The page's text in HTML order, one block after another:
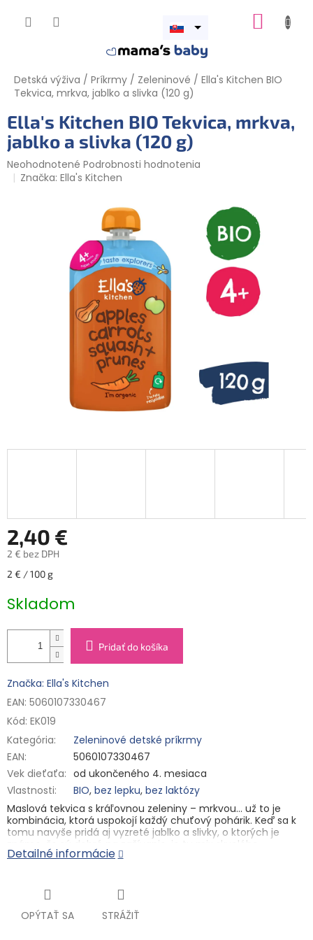
Otvoriť
Detská výživa / Príkrmy / Zeleninové / Ella's Kitchen BIO
Tekvica, mrkva, jablko a slivka (120 g)
Ella's Kitchen BIO Tekvica, mrkva,
jablko a slivka (120 g)
Priemerné
hodnotenie
Neohodnotené Podrobnosti hodnotenia
Značka:Ella's Kitchen
2,40 €
2 € bez DPH
Jednotková
2 € / 100 g
Skladom
Pridať do košíka
Značka: Ella's Kitchen
EAN: 5060107330467
Kód: EK019
Kategória:
Zeleninové detské príkrmy
EAN:
5060107330467
Vek dieťaťa: od ukončeného 4. mesiaca
Vlastnosti: BIO, bez lepku, bez laktózy
Maslová tekvica s kráľovnou zeleniny – mrkvou... už to je
kombinácia, ktorá uspokojí každý chuťový pohárik. Keď sa k
tomu navyše pridá aj vyzreté jablko a slivky, o ktorých je
známe, že sú dobré na zažívanie, je tu mix skvelého
ovocného pyré nabitého živinami a všetkými dobrotami,
ako prídavok do jedál s hrubšou štruktúrou ich rady maškrtia
aj staršie deti.
Detailné informácie
OPÝTAŤ SA STRÁŽIŤ